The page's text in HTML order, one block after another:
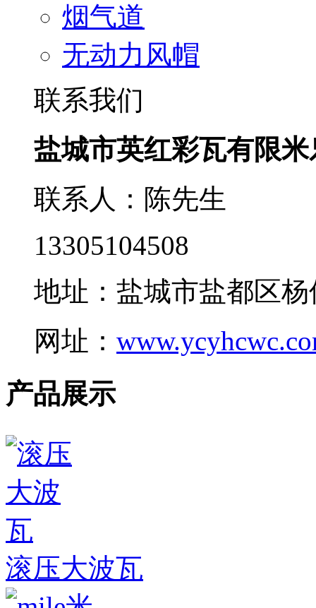
烟气道
无动力风帽
联系我们
盐城市英红彩瓦有限
联系人：陈先生
13305104508
地址：盐城市盐都区
网址：
产品展示
滚压大波瓦